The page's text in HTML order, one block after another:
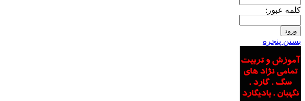
کلمه عبور:
بستن پنجره